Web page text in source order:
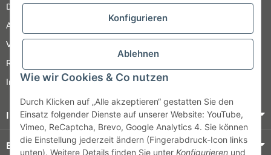
Konfigurieren
Ablehnen
Wie wir Cookies & Co nutzen
Durch Klicken auf „Alle akzeptieren“ gestatten Sie den
Einsatz folgender Dienste auf unserer Website: YouTube,
Vimeo, ReCaptcha, Brevo, Google Analytics 4. Sie können
die Einstellung jederzeit ändern (Fingerabdruck-Icon links
unten). Weitere Details finden Sie unter Konfigurieren und
Datenschutz
AGB
Versandinformationen
Retour
Impressum
Informationen
Bezahlung & Versand